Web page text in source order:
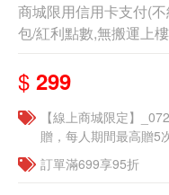
商城限用信用卡支付(
包/紅利點數,無搬運上
$ 299
【線上商城限定】
贈，每人期間最高贈5
訂單滿699享95折